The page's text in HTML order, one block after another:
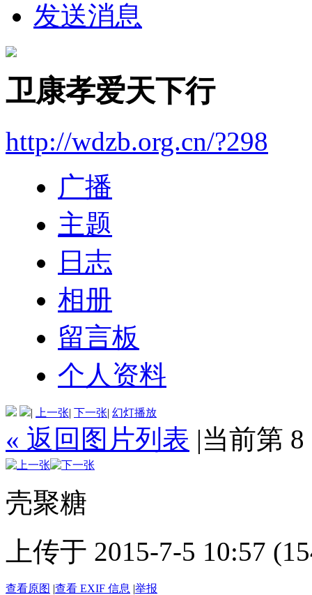
发送消息
卫康孝爱天下行
http://wdzb.org.cn/?298
广播
主题
日志
相册
留言板
个人资料
| 上一张| 下一张| 幻灯播放
« 返回图片列表 |当前第 8
壳聚糖
上传于 2015-7-5 10:57
查看原图 |查看 EXIF 信息 |举报